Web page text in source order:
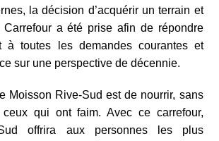
la décision d’acquérir un terrain et
a été prise afin de répondre
à toutes les demandes courantes et
sur une perspective de décennie.
Moisson Rive-Sud est de nourrir, sans
ceux qui ont faim. Avec ce carrefour,
offrira aux personnes les plus